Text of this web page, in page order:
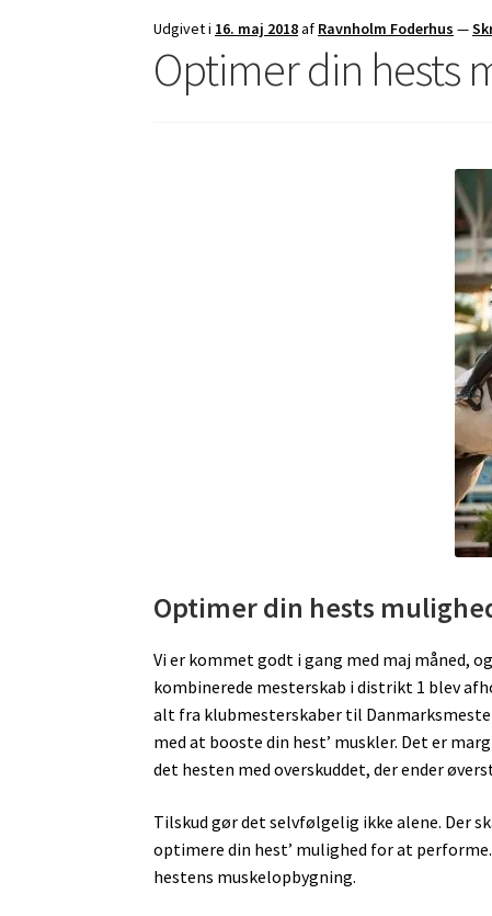
Udgivet i 16. maj 2018af Ravnholm Foderhus —
Optimer din hests
Optimer din hests
Vi er kommet godt i gang med maj måned,
kombinerede mesterskab i distrikt 1 blev
alt fra klubmesterskaber til
med at booste din hest’ muskler. Det er
det hesten med overskuddet, der ender
Tilskud gør det selvfølgelig ikke alene. Der
optimere din hest’ mulighed for at
hestens muskelopbygning.